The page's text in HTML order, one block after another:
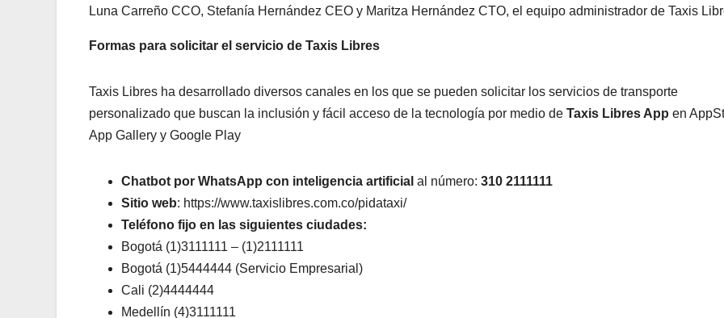
Luna Carreño CCO, Stefanía Hernández CEO y Maritza Hernández CTO, el equipo administrador de Taxis
Formas para solicitar el servicio de Taxis Libres
Taxis Libres ha desarrollado diversos canales en los que se pueden solicitar los servicios de transporte
personalizado que buscan la inclusión y fácil acceso de la tecnología por medio de Taxis Libres App en
App Gallery y Google Play
Chatbot por WhatsApp con inteligencia artificial al número: 310 2111111
Sitio web: https://www.taxislibres.com.co/pidataxi/
Teléfono fijo en las siguientes ciudades:
Bogotá (1)3111111 – (1)2111111
Bogotá (1)5444444 (Servicio Empresarial)
Cali (2)4444444
Medellín (4)3111111